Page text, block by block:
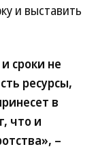
и выставить
сроки не
ресурсы,
в
что и
–